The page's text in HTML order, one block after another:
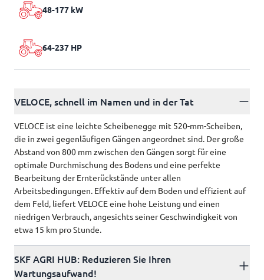
48-177 kW
64-237 HP
VELOCE, schnell im Namen und in der Tat
VELOCE ist eine leichte Scheibenegge mit 520-mm-Scheiben,
die in zwei gegenläufigen Gängen angeordnet sind. Der große
Abstand von 800 mm zwischen den Gängen sorgt für eine
optimale Durchmischung des Bodens und eine perfekte
Bearbeitung der Ernterückstände unter allen
Arbeitsbedingungen. Effektiv auf dem Boden und effizient auf
dem Feld, liefert VELOCE eine hohe Leistung und einen
niedrigen Verbrauch, angesichts seiner Geschwindigkeit von
etwa 15 km pro Stunde.
SKF AGRI HUB: Reduzieren Sie Ihren
Wartungsaufwand!